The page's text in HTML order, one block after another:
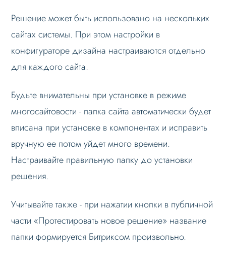
Решение может быть использовано на нескольких
сайтах системы. При этом настройки в
конфигураторе дизайна настраиваются отдельно
для каждого сайта.
Будьте внимательны при установке в режиме
многосайтовости - папка сайта автоматически будет
вписана при установке в компонентах и исправить
вручную ее потом уйдет много времени.
Настраивайте правильную папку до установки
решения.
Учитывайте также - при нажатии кнопки в публичной
части «Протестировать новое решение» название
папки формируется Битриксом произвольно.